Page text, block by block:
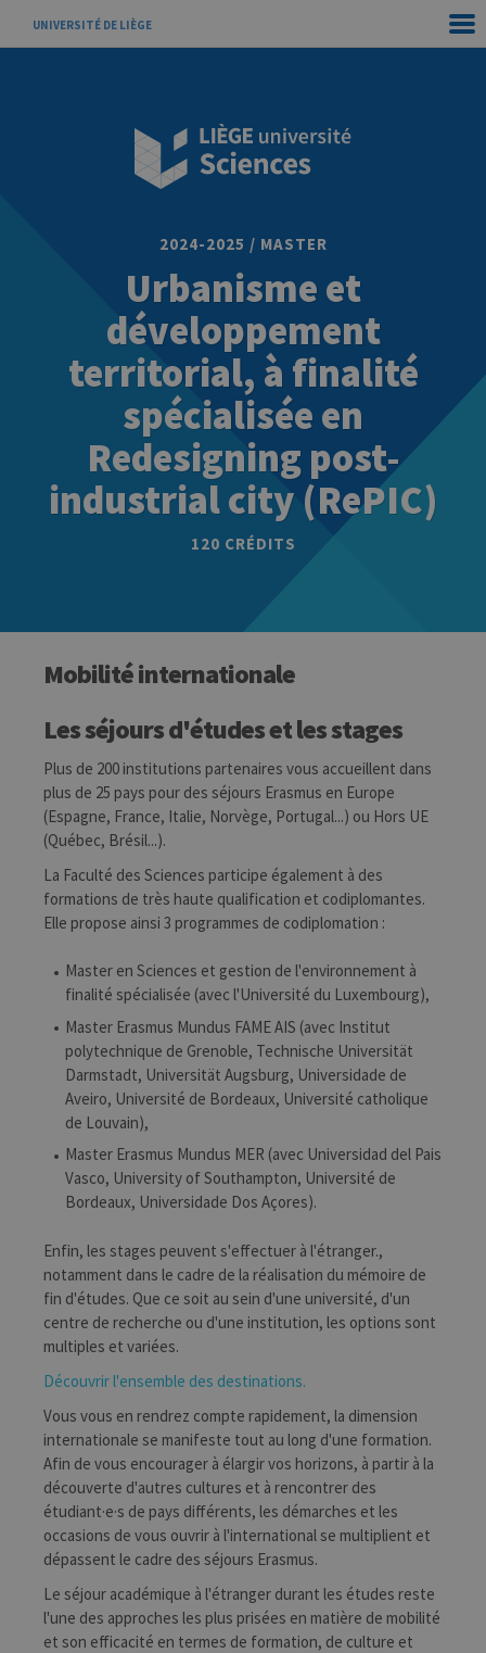
UNIVERSITÉ DE LIÈGE
2024-2025 / MASTER
Urbanisme et
développement
territorial, à finalité
spécialisée en
Redesigning post-
industrial city (RePIC)
120 CRÉDITS
Mobilité internationale
Les séjours d'études et les stages
Plus de 200 institutions partenaires vous accueillent dans
plus de 25 pays pour des séjours Erasmus en Europe
(Espagne, France, Italie, Norvège, Portugal...) ou Hors UE
(Québec, Brésil...).
La Faculté des Sciences participe également à des
formations de très haute qualification et codiplomantes.
Elle propose ainsi 3 programmes de codiplomation :
Master en Sciences et gestion de l'environnement à
finalité spécialisée (avec l'Université du Luxembourg),
Master Erasmus Mundus FAME AIS (avec Institut
polytechnique de Grenoble, Technische Universität
Darmstadt, Universität Augsburg, Universidade de
Aveiro, Université de Bordeaux, Université catholique
de Louvain),
Master Erasmus Mundus MER (avec Universidad del Pais
Vasco, University of Southampton, Université de
Bordeaux, Universidade Dos Açores).
Enfin, les stages peuvent s'effectuer à l'étranger.,
notamment dans le cadre de la réalisation du mémoire de
fin d'études. Que ce soit au sein d'une université, d'un
centre de recherche ou d'une institution, les options sont
multiples et variées.
Découvrir l'ensemble des destinations.
Vous vous en rendrez compte rapidement, la dimension
internationale se manifeste tout au long d'une formation.
Afin de vous encourager à élargir vos horizons, à partir à la
découverte d'autres cultures et à rencontrer des
étudiant·e·s de pays différents, les démarches et les
occasions de vous ouvrir à l'international se multiplient et
dépassent le cadre des séjours Erasmus.
Le séjour académique à l'étranger durant les études reste
l'une des approches les plus prisées en matière de mobilité
et son efficacité en termes de formation, de culture et